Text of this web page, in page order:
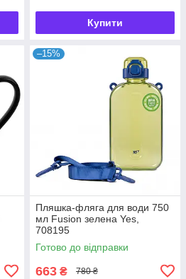
Купити
–15%
Пляшка-фляга для води 750
мл Fusion зелена Yes,
708195
Готово до відправки
663 ₴ 780 ₴